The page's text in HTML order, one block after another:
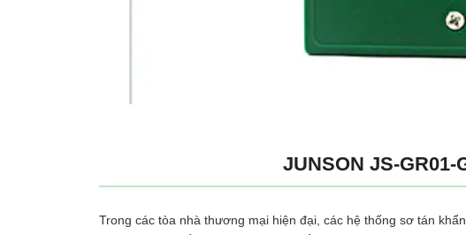
JUNSON JS-
Trong các tòa nhà thương mại hiện đại, các hệ thống sơ tán